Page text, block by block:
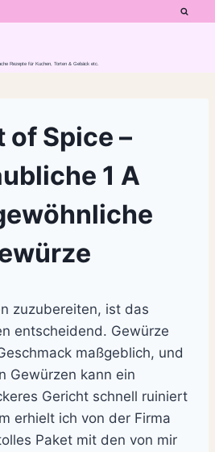
Rezepte für Kuchen, Torten & Gebäck etc.
of Spice –
1 A
zuzubereiten, ist das
entscheidend. Gewürze
maßgeblich, und
Gewürzen kann ein
Gericht schnell ruiniert
erhielt ich von der Firma
Paket mit den von mir